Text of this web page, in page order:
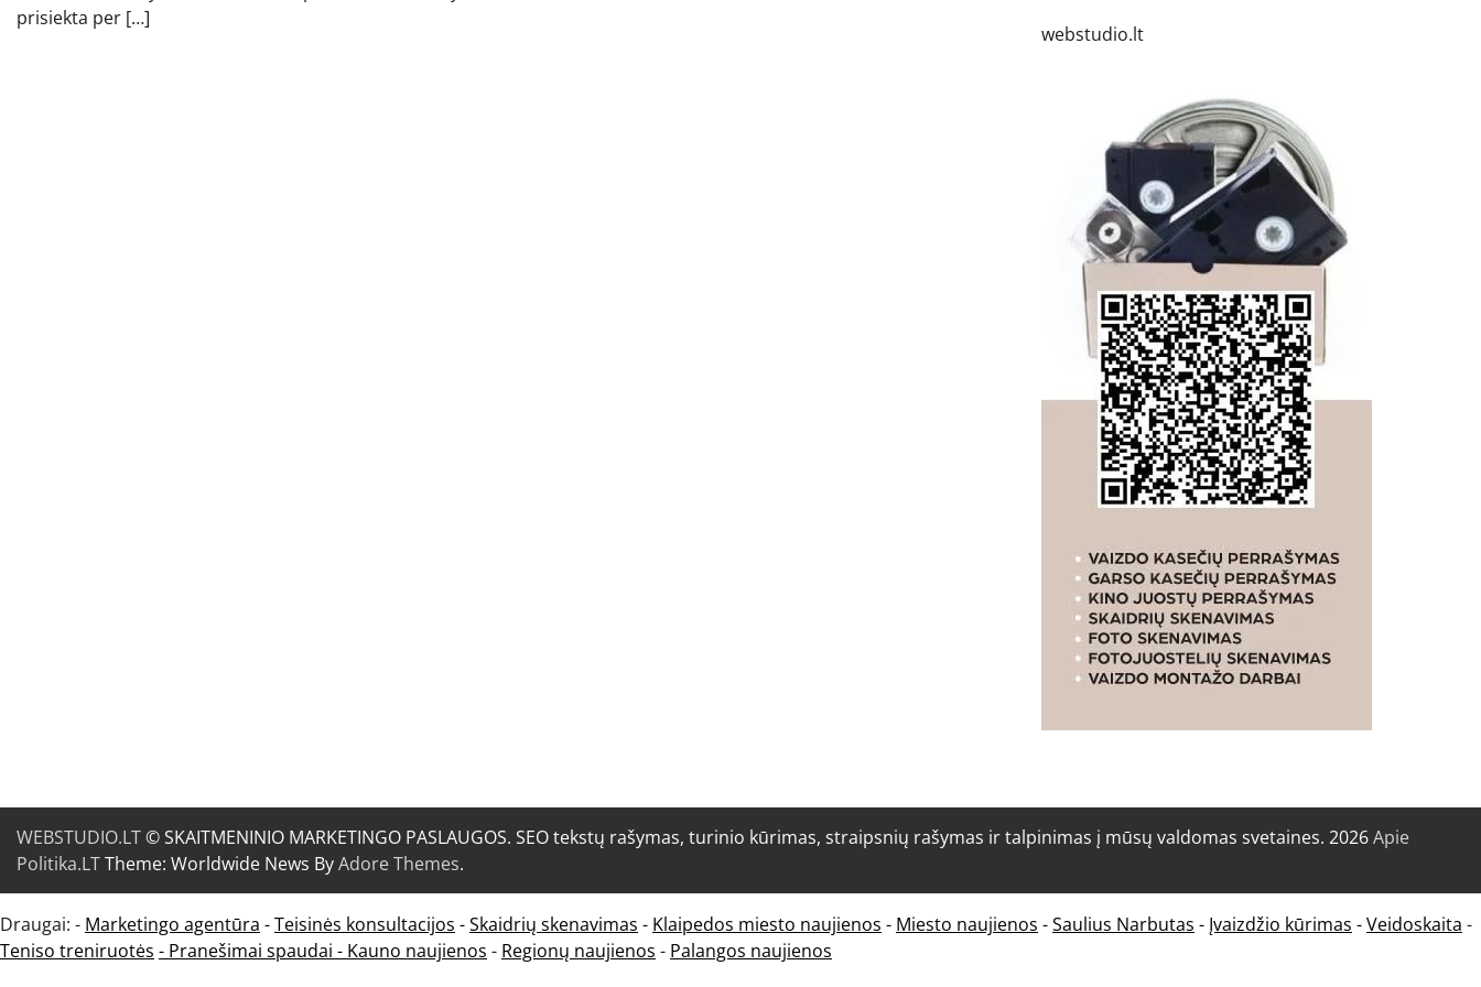
prisiekta per […]
webstudio.lt
WEBSTUDIO.LT© SKAITMENINIO MARKETINGO PASLAUGOS. SEO tekstų rašymas, turinio kūrimas, straipsnių rašymas ir talpinimas į mūsų valdomas svetaines. 2026Apie
Politika.LTTheme: Worldwide News ByAdore Themes.
Draugai: - Marketingo agentūra -Teisinės konsultacijos -Skaidrių skenavimas - Klaipedos miesto naujienos - Miesto naujienos -Saulius Narbutas - Įvaizdžio kūrimas -Veidoskaita -
Teniso treniruotės - Pranešimai spaudai - Kauno naujienos - Regionų naujienos - Palangos naujienos